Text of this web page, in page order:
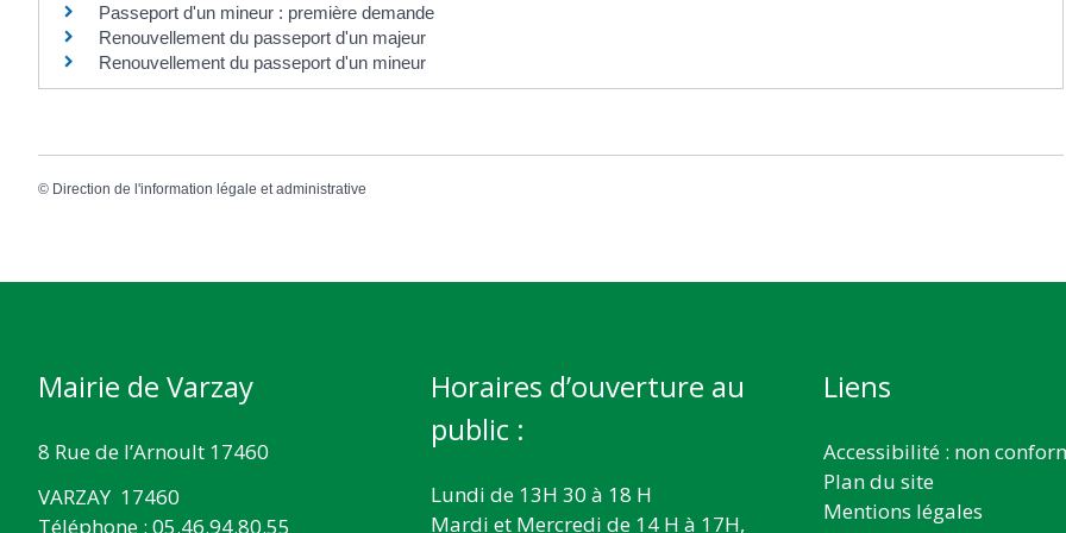
Passeport d'un mineur : première demande
Renouvellement du passeport d'un majeur
Renouvellement du passeport d'un mineur
© Direction de l'information légale et administrative
Mairie de Varzay
8 Rue de l’Arnoult 17460
VARZAY 17460
Téléphone : 05.46.94.80.55
Horaires d’ouverture au
public :
Lundi de 13H 30 à 18 H
Mardi et Mercredi de 14 H à 17H,
Liens
Accessibilité : non
Plan du site
Mentions légales